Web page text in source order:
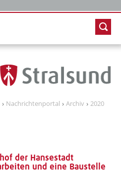
Nachrichtenportal Archiv
2020
der Hansestadt
und eine Baustelle